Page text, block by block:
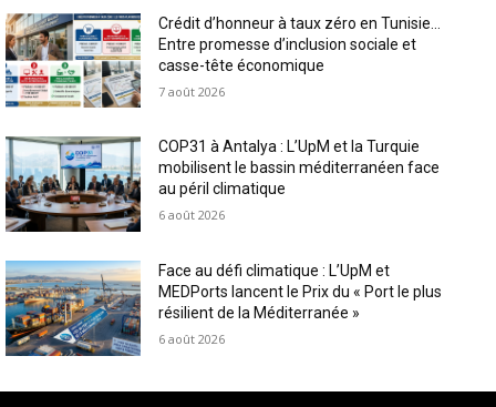
Crédit d’honneur à taux zéro en Tunisie…
Entre promesse d’inclusion sociale et
casse-tête économique
7 août 2026
COP31 à Antalya : L’UpM et la Turquie
mobilisent le bassin méditerranéen face
au péril climatique
6 août 2026
Face au défi climatique : L’UpM et
MEDPorts lancent le Prix du « Port le plus
résilient de la Méditerranée »
6 août 2026